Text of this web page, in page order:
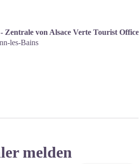
von Alsace Verte Tourist Office
les-Bains
melden